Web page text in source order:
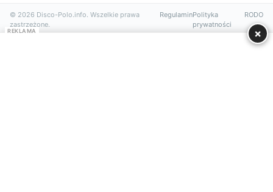
© 2026 Disco-Polo.info. Wszelkie prawa
zastrzeżone.
RegulaminPolityka
prywatności
RODO
REKLAMA ×